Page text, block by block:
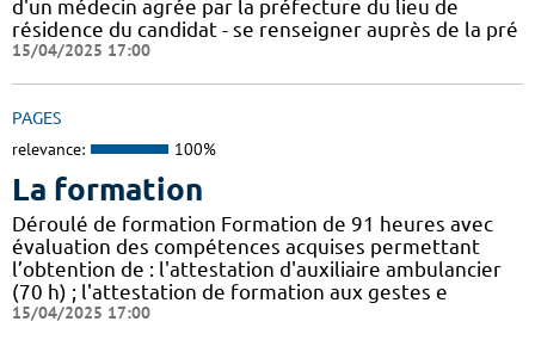
d'un médecin agrée par la préfecture du lieu de
résidence du candidat - se renseigner auprès de la pré
15/04/2025 17:00
PAGES
relevance: 100%
La formation
Déroulé de formation Formation de 91 heures avec
évaluation des compétences acquises permettant
l’obtention de : l'attestation d'auxiliaire ambulancier
(70 h) ; l'attestation de formation aux gestes e
15/04/2025 17:00